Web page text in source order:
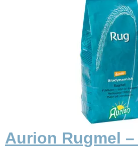
Aurion Rugmel –